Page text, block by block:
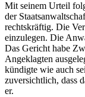
Mit seinem Urteil
der
rechtskräftig. Die
einzulegen. Die
Das Gericht habe
Angeklagten
kündigte wie auch
zuversichtlich, dass
er.